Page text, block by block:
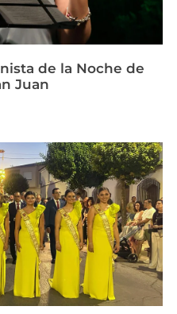
de la Noche de
Juan